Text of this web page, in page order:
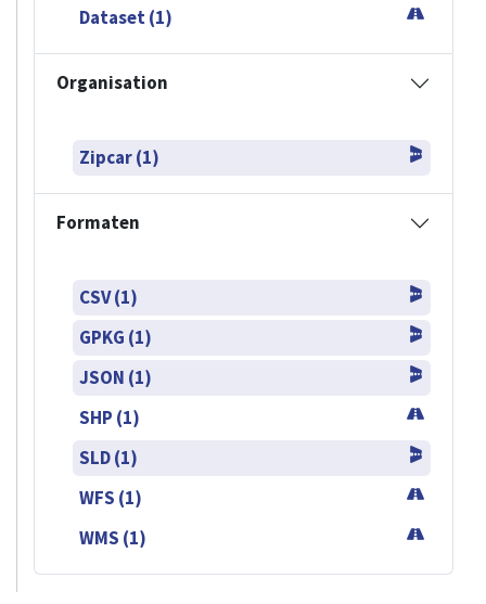
Dataset (1)
Organisation
Zipcar (1)
Formaten
CSV (1)
GPKG (1)
JSON (1)
SHP (1)
SLD (1)
WFS (1)
WMS (1)